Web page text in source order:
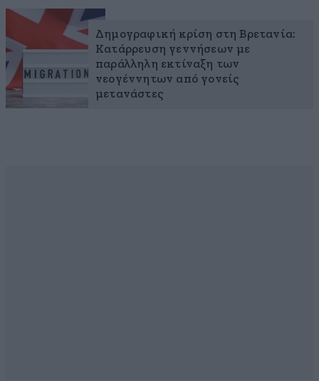
Δημογραφική κρίση στη Βρετανία:
Κατάρρευση γεννήσεων με
παράλληλη εκτίναξη των
νεογέννητων από γονείς
μετανάστες